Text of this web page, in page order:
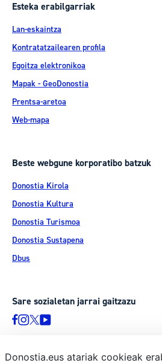
Esteka erabilgarriak
Lan-eskaintza
Kontratatzailearen profila
Egoitza elektronikoa
Mapak - GeoDonostia
Prentsa-aretoa
Web-mapa
Beste webgune korporatibo batzuk
Donostia Kirola
Donostia Kultura
Donostia Turismoa
Donostia Sustapena
Dbus
Sare sozialetan jarrai gaitzazu
Donostia.eus atariak cookieak